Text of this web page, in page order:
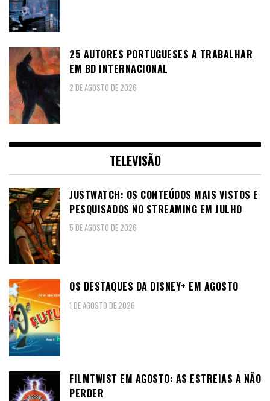
25 AUTORES PORTUGUESES A TRABALHAR
EM BD INTERNACIONAL
2 DE AGOSTO DE 2026
TELEVISÃO
JUSTWATCH: OS CONTEÚDOS MAIS VISTOS E
PESQUISADOS NO STREAMING EM JULHO
5 DE AGOSTO DE 2026
OS DESTAQUES DA DISNEY+ EM AGOSTO
1 DE AGOSTO DE 2026
FILMTWIST EM AGOSTO: AS ESTREIAS A NÃO
PERDER